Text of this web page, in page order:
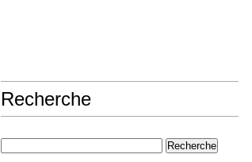
Recherche